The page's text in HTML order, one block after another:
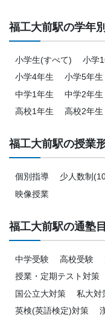
福工大前駅の学年
小学生(すべて) 小学
小学4年生
小学5年生
中学1年生
中学2年生
高校1年生
高校2年生
福工大前駅の授業
個別指導 少人数制
映像授業
福工大前駅の通塾
中学受験 高校受験
授業・定期テスト対策
国公立大対策
私大対
英検(英語検定)対策